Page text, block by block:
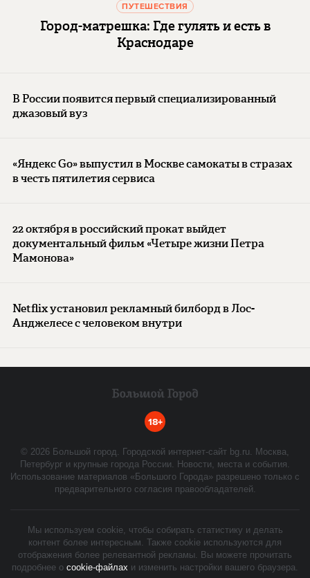
ПУТЕШЕСТВИЯ
Город-матрешка: Где гулять и есть в
Краснодаре
В России появится первый специализированный
джазовый вуз
«Яндекс Go» выпустил в Москве самокаты в стразах
в честь пятилетия сервиса
22 октября в российский прокат выйдет
документальный фильм «Четыре жизни Петра
Мамонова»
Netflix установил рекламный билборд в Лос-
Анджелесе с человеком внутри
18+
© 2026 Большой город. Городской интернет-сайт bg.ru. Москва,
Петербург и крупные города России. Новости, места и события.
Использование материалов «Большого Города» разрешено только с
предварительного согласия правообладателей.
Мы используем cookie, чтобы собирать статистику и делать
контент более интересным. Также cookie используются для
отображения более релевантной рекламы. Вы можете прочитать
подробнее о cookie-файлах и изменить настройки вашего браузера.